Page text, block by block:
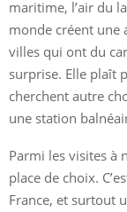
maritime, l’air du
monde créent une
villes qui ont du
surprise. Elle plaît
cherchent autre
une station
Parmi les visites à
place de choix.
France, et surtout